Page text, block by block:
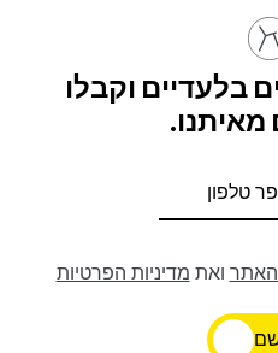
בלעדיים וקבלו
מאיתנו.
האתר ואת מדיניות הפרטיות